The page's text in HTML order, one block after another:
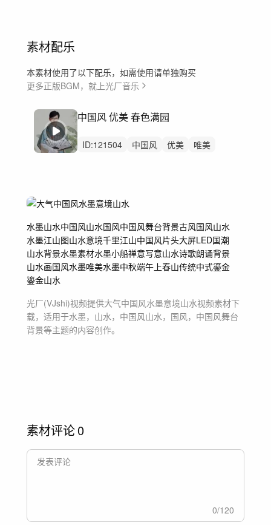
素材配乐
本素材使用了以下配乐，如需使用请单独购买
更多正版BGM，就上光厂音乐
中国风 优美 春色满园
ID:121504 中国风 优美
唯美
水墨山水中国风山水国风中国风舞台背景古风国风山水
水墨江山图山水意境千里江山中国风片头大屏LED国潮
山水背景水墨素材水墨小船禅意写意山水诗歌朗诵背景
山水画国风水墨唯美水墨中秋端午 上春山传统中式鎏金
鎏金山水
光厂(VJshi)视频提供大气中国风水墨意境山水视频素材下
载，适用于水墨，山水，中国风山水，国风，中国风舞台
背景等主题的内容创作。
素材评论0
0/120